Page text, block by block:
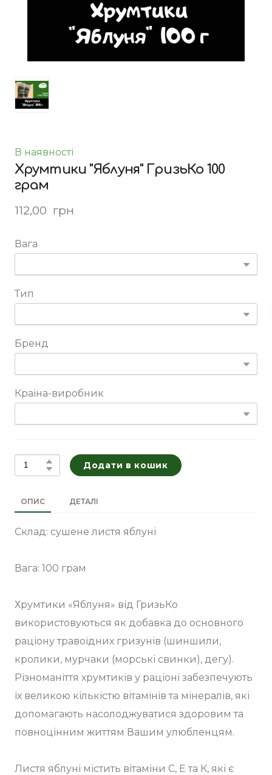
В наявності
Хрумтики "Яблуня" ГризьКо 100
грам
112,00  грн
Вага
Тип
Бренд
Країна-виробник
Додати в кошик
ОПИС ДЕТАЛІ
Склад: сушене листя яблуні
Вага: 100 грам
Хрумтики «Яблуня» від ГризьКо
використовуються як добавка до основного
раціону травоїдних гризунів (шиншили,
кролики, мурчаки (морські свинки), дегу).
Різноманіття хрумтиків у раціоні забезпечують
їх великою кількістю вітамінів та мінералів, які
допомагають насолоджуватися здоровим та
повноцінним життям Вашим улюбленцям.
Листя яблуні містить вітаміни С, Е та К, які є